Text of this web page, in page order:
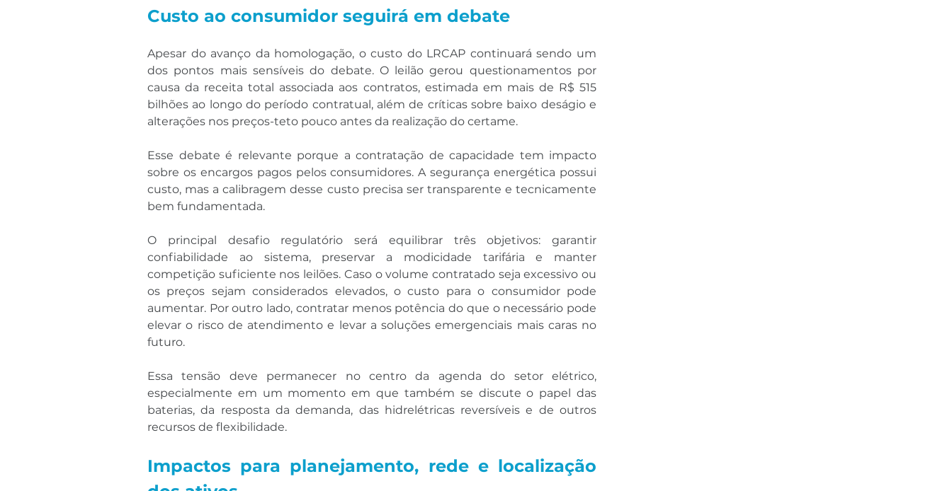
Custo ao consumidor seguirá em debate
Apesar do avanço da homologação, o custo do LRCAP continuará sendo um
dos pontos mais sensíveis do debate. O leilão gerou questionamentos por
causa da receita total associada aos contratos, estimada em mais de R$ 515
bilhões ao longo do período contratual, além de críticas sobre baixo deságio e
alterações nos preços-teto pouco antes da realização do certame.
Esse debate é relevante porque a contratação de capacidade tem impacto
sobre os encargos pagos pelos consumidores. A segurança energética possui
custo, mas a calibragem desse custo precisa ser transparente e tecnicamente
bem fundamentada.
O principal desafio regulatório será equilibrar três objetivos: garantir
confiabilidade ao sistema, preservar a modicidade tarifária e manter
competição suficiente nos leilões. Caso o volume contratado seja excessivo ou
os preços sejam considerados elevados, o custo para o consumidor pode
aumentar. Por outro lado, contratar menos potência do que o necessário pode
elevar o risco de atendimento e levar a soluções emergenciais mais caras no
futuro.
Essa tensão deve permanecer no centro da agenda do setor elétrico,
especialmente em um momento em que também se discute o papel das
baterias, da resposta da demanda, das hidrelétricas reversíveis e de outros
recursos de flexibilidade.
Impactos para planejamento, rede e localização